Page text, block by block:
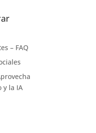
– FAQ
y la IA